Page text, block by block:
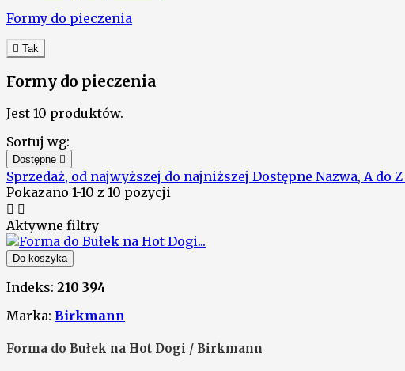
Formy do pieczenia
 Tak
Formy do pieczenia
Jest 10 produktów.
Sortuj wg:
Dostępne 
Sprzedaż, od najwyższej do najniższej Dostępne Nazwa, A do Z
Pokazano 1-10 z 10 pozycji
 
Aktywne filtry
Do koszyka
Indeks: 210 394
Marka: Birkmann
Forma do Bułek na Hot Dogi / Birkmann